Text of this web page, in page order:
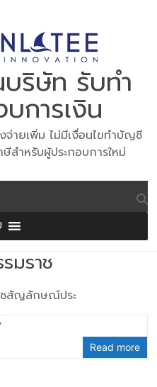
ริษัท รับทำ
การเงิน
ายเพิ่ม ไม่มีเงื่อนไขทำบัญชี
ำหรับผู้ประกอบการใหม่
มราช
ชสัญลักษณ์ประ
Read more